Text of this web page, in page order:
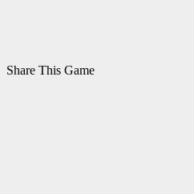
Share This Game